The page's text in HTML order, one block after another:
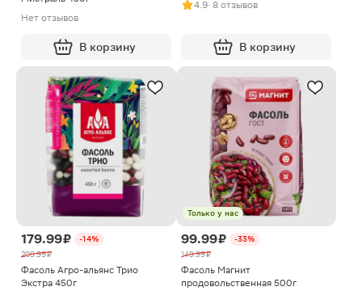
Нет отзывов
В корзину
4.9· 8 отзывов
В корзину
179.99 ₽
-14%
209.99 ₽
Фасоль Агро-альянс Трио
Экстра 450г
Только у нас
99.99 ₽
-33%
149.99 ₽
Фасоль Магнит
продовольственная 500г